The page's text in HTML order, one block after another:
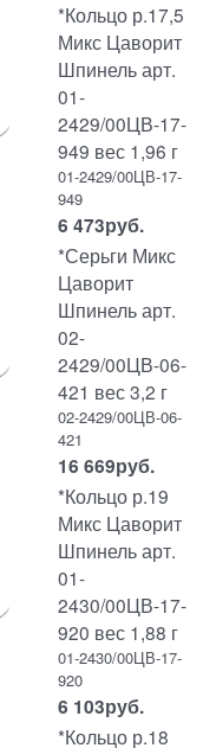
*Кольцо р.17,5
Микс Цаворит
Шпинель арт.
01-
2429/00ЦВ-17-
949 вес 1,96 г
01-2429/00ЦВ-17-
949
6 473руб.
*Серьги Микс
Цаворит
Шпинель арт.
02-
2429/00ЦВ-06-
421 вес 3,2 г
02-2429/00ЦВ-06-
421
16 669руб.
*Кольцо р.19
Микс Цаворит
Шпинель арт.
01-
2430/00ЦВ-17-
920 вес 1,88 г
01-2430/00ЦВ-17-
920
6 103руб.
*Кольцо р.18